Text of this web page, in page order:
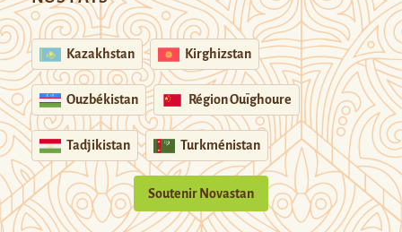
Kazakhstan Kirghizstan
Ouzbékistan Région Ouïghoure
Tadjikistan Turkménistan
Soutenir Novastan